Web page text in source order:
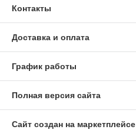
Контакты
Доставка и оплата
График работы
Полная версия сайта
Сайт создан на маркетплейсе